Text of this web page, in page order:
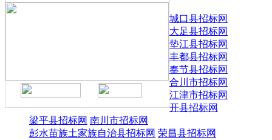
城口县招标网
大足县招标网
垫江县招标网
丰都县招标网
奉节县招标网
合川市招标网
江津市招标网
开县招标网
梁平县招标网 南川市招标网
彭水苗族土家族自治县招标网 荣昌县招标网